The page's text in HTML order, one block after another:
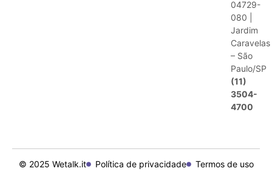
04729-
080 |
Jardim
Caravelas
– São
Paulo/SP
(11)
3504-
4700
© 2025 Wetalk.it Política de privacidade
Termos de uso